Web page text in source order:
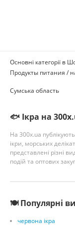
Основні категорії в
Продукты питания /
Сумська область
🐟 Ікра на
На 300x.ua
ікри, морських
представлені різні
подій та оптових
🍽️ Популярні
червона ікра